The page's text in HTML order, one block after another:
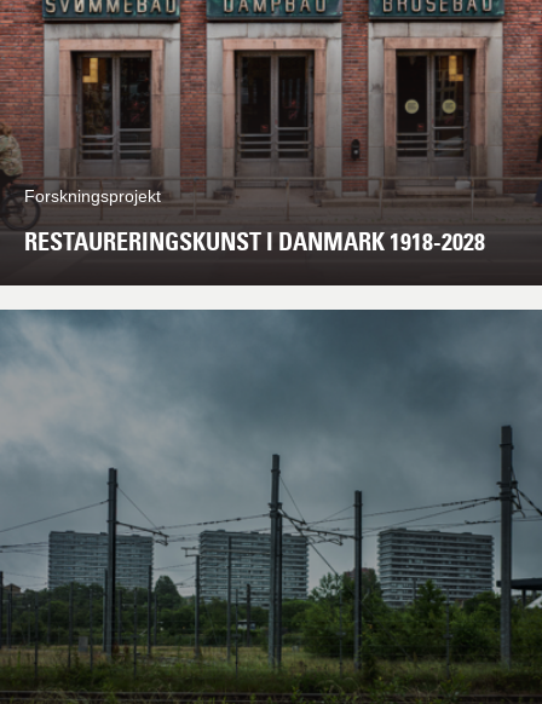
Forskningsprojekt
RESTAURERINGSKUNST I DANMARK 1918-2028